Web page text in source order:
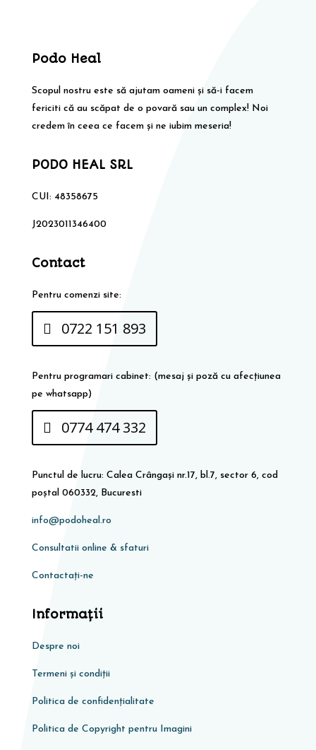
Podo Heal
Scopul nostru este să ajutam oameni și să-i facem
fericiti că au scăpat de o povară sau un complex! Noi
credem în ceea ce facem și ne iubim meseria!
PODO HEAL SRL
CUI: 48358675
J2023011346400
Contact
Pentru comenzi site:
0722 151 893
Pentru programari cabinet: (mesaj și poză cu afecțiunea
pe whatsapp)
0774 474 332
Punctul de lucru: Calea Crângași nr.17, bl.7, sector 6, cod
poștal 060332, Bucuresti
info@podoheal.ro
Consultatii online & sfaturi
Contactați-ne
Informaţii
Despre noi
Termeni și condiții
Politica de confidențialitate
Politica de Copyright pentru Imagini